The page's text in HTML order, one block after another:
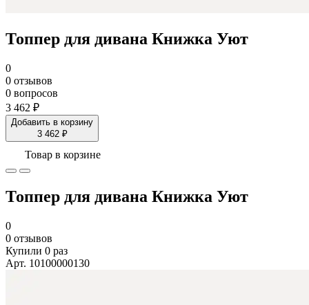
Топпер для дивана Книжка Уют
0
0 отзывов
0 вопросов
3 462 ₽
Добавить в корзину
3 462 ₽
Товар в корзине
Топпер для дивана Книжка Уют
0
0 отзывов
Купили 0 раз
Арт. 10100000130